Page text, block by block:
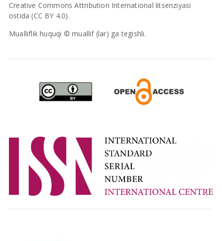
Creative Commons Attribution International litsenziyasi
ostida (CC BY 4.0).
Mualliflik huquqi © muallif (lar) ga tegishli.